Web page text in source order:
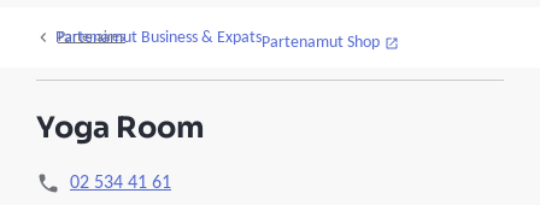
Partenamut Business & ExpatsPartenamut Shop
Partenaires
Yoga Room
02 534 41 61